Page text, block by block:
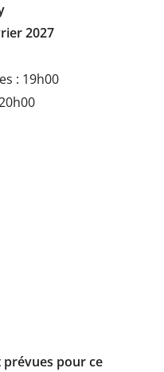
2027
: 19h00
prévues pour ce